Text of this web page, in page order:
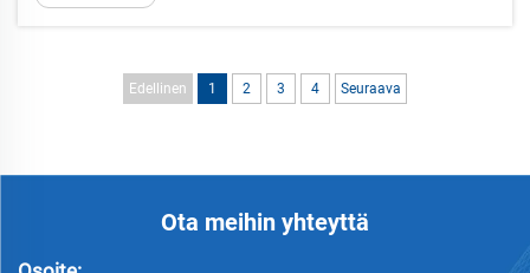
standardoituja arviointimenetelmiä ja
Edellinen 1 2 3 4 Seuraava
Ota meihin yhteyttä